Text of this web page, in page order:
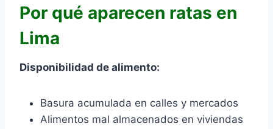
Por qué aparecen ratas en
Lima
Disponibilidad de alimento:
Basura acumulada en calles y mercados
Alimentos mal almacenados en viviendas